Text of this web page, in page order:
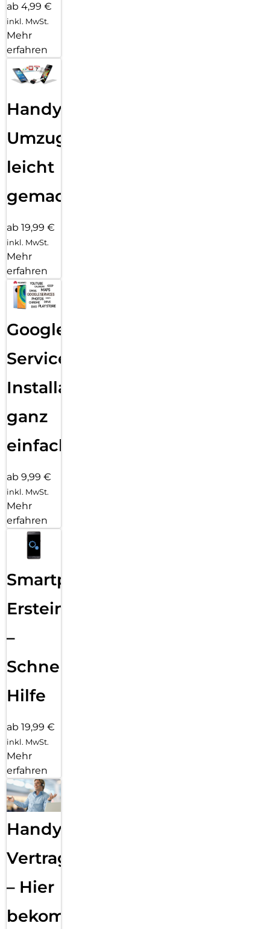
ab 4,99 €
inkl. MwSt.
Mehr
erfahren
Handy
Umzug
leicht
gemacht!
ab 19,99 €
inkl. MwSt.
Mehr
erfahren
Google
Services
Installation
ganz
einfach
ab 9,99 €
inkl. MwSt.
Mehr
erfahren
Smartphone
Ersteinrichtung
–
Schnelle
Hilfe
ab 19,99 €
inkl. MwSt.
Mehr
erfahren
Handy
Vertragsabwicklung
– Hier
bekommst